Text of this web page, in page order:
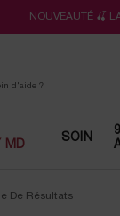
NOUVEAUTÉ 🍒
d'aide ?
MD
SOIN
De Résultats